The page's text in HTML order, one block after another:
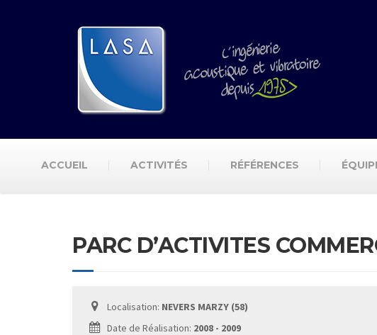
ACCUEIL ACTIVITÉS RÉFÉRENCES
PARC D’ACTIVITES
Localisation: NEVERS MARZY (58)
Date de Réalisation: 2008 - 2009